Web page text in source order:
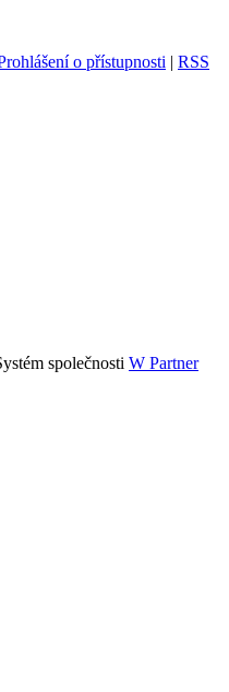
o přístupnosti | RSS
společnosti W Partner